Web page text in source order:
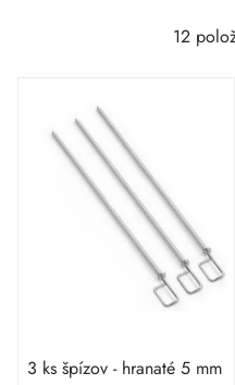
12
3 ks špízov - hranaté 5 mm